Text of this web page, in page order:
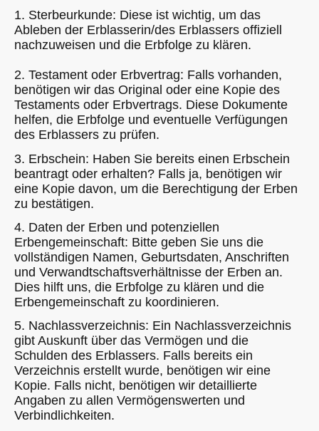
1. Sterbeurkunde: Diese ist wichtig, um das
Ableben der Erblasserin/des Erblassers offiziell
nachzuweisen und die Erbfolge zu klären.
2. Testament oder Erbvertrag: Falls vorhanden,
benötigen wir das Original oder eine Kopie des
Testaments oder Erbvertrags. Diese Dokumente
helfen, die Erbfolge und eventuelle Verfügungen
des Erblassers zu prüfen.
3. Erbschein: Haben Sie bereits einen Erbschein
beantragt oder erhalten? Falls ja, benötigen wir
eine Kopie davon, um die Berechtigung der Erben
zu bestätigen.
4. Daten der Erben und potenziellen
Erbengemeinschaft: Bitte geben Sie uns die
vollständigen Namen, Geburtsdaten, Anschriften
und Verwandtschaftsverhältnisse der Erben an.
Dies hilft uns, die Erbfolge zu klären und die
Erbengemeinschaft zu koordinieren.
5. Nachlassverzeichnis: Ein Nachlassverzeichnis
gibt Auskunft über das Vermögen und die
Schulden des Erblassers. Falls bereits ein
Verzeichnis erstellt wurde, benötigen wir eine
Kopie. Falls nicht, benötigen wir detaillierte
Angaben zu allen Vermögenswerten und
Verbindlichkeiten.